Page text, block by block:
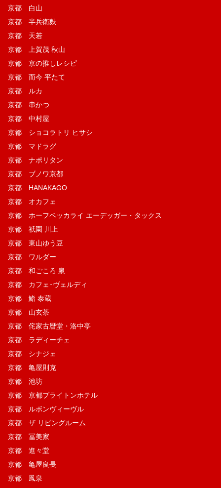
京都 白山
京都 半兵衛麩
京都 天若
京都 上賀茂 秋山
京都 京の推しレシピ
京都 而今 平たて
京都 ルカ
京都 串かつ
京都 中村屋
京都 ショコラトリ ヒサシ
京都 マドラグ
京都 ナポリタン
京都 ブノワ京都
京都 HANAKAGO
京都 オカフェ
京都 ホーフベッカライ エーデッガー・タックス
京都 祇園 川上
京都 東山ゆう豆
京都 ワルダー
京都 和ごころ 泉
京都 カフェ･ヴェルディ
京都 鮨 泰蔵
京都 山玄茶
京都 侘家古暦堂・洛中亭
京都 ラディーチェ
京都 シナジェ
京都 亀屋則克
京都 池坊
京都 京都ブライトンホテル
京都 ルボンヴィーヴル
京都 ザ リビングルーム
京都 冨美家
京都 進々堂
京都 亀屋良長
京都 鳳泉